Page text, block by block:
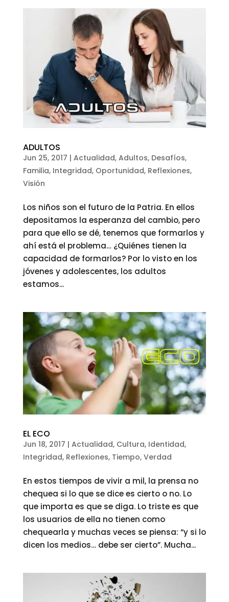
ADULTOS
Jun 25, 2017 | Actualidad, Adultos, Desafíos,
Familia, Integridad, Oportunidad, Reflexiones,
Visión
Los niños son el futuro de la Patria. En ellos
depositamos la esperanza del cambio, pero
para que ello se dé, tenemos que formarlos y
ahí está el problema… ¿Quiénes tienen la
capacidad de formarlos? Por lo visto en los
jóvenes y adolescentes, los adultos
estamos...
EL ECO
Jun 18, 2017 | Actualidad, Cultura, Identidad,
Integridad, Reflexiones, Tiempo, Verdad
En estos tiempos de vivir a mil, la prensa no
chequea si lo que se dice es cierto o no. Lo
que importa es que se diga. Lo triste es que
los usuarios de ella no tienen como
chequearla y muchas veces se piensa: “y si lo
dicen los medios… debe ser cierto”. Mucha...